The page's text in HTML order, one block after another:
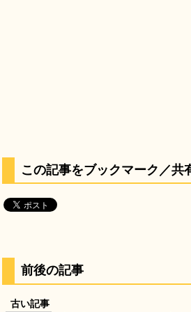
この記事をブックマーク／共
前後の記事
古い記事